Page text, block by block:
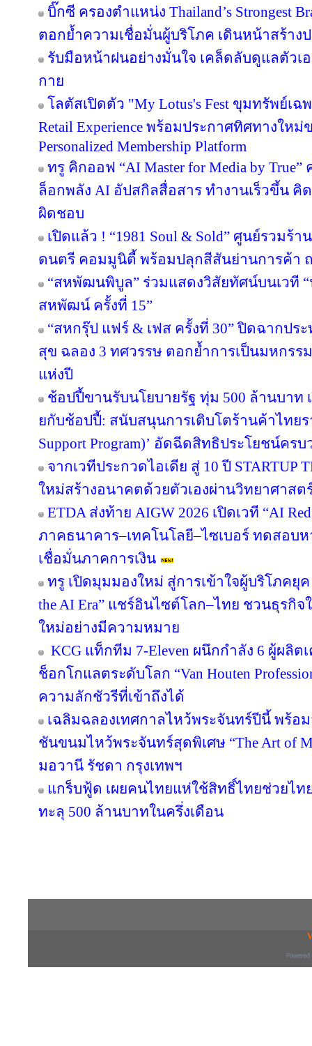
บิ๊กซี ครองตำแหน่ง Thailand’s Strongest
ตอกย้ำความเชื่อมั่นผู้บริโภค เดินหน้าสร้า
รับมือหน้าฝนอย่างมั่นใจ เคล็ดลับดูแลตัวเ
กาย
โลตัสเปิดตัว "My Lotus's Fest ขุมทรัพย์เ
Retail Experience พร้อมประกาศทิศทางใหม่
Personalized Membership Platform
ทรู คิกออฟ “AI Master for Media by
ล็อกพลัง AI อัปสกิลสื่อสาร ทำงานเร็วขึ้น คิ
ผิดชอบ
เปิดแล้ว ! “1981 Soul & Sold” ศูนย์รวม
ดนตรี คอมมูนิตี้ พร้อมปลุกสีสันย่านการค้า
“สหพัฒนพิบูล” ร่วมแสดงวิสัยทัศน์บนเวที
สหพัฒน์ ครั้งที่ 15”
“สหกรุ๊ป แฟร์ & เฟส ครั้งที่ 30” ปิดฉากป
สุข ฉลอง 3 ทศวรรษ ตอกย้ำการเป็นมหกร
แห่งปี
ช้อปปี้ขานรับนโยบายรัฐ ทุ่ม 500 ล้านบาท
ยกับช้อปปี้: สนับสนุนการเติบโตร้านค้าไทยร
Support Program)’ อัดฉีดสิทธิประโยชน์ครบ
จากเวทีประกวดไอเดีย สู่ 10 ปี STARTUP
ใหม่สร้างอนาคตด้วยตัวเองผ่านวิทยาศาสต
ETDA ส่งท้าย AIGW 2026 เปิดเวที “AI
ภาคธนาคาร–เทคโนโลยี–ไซเบอร์ ทดสอบห
เชื่อมั่นภาคการเงิน
ทรู เปิดมุมมองใหม่ สู่การเข้าใจผู้บริโภคยุค
the AI Era” แชร์อินไซต์โลก–ไทย ชวนธุรกิจ
ใหม่อย่างมีความหมาย
KCG แท็กทีม 7-Eleven ผนึกกำลัง 6 ผู้ผลิ
ช็อกโกแลตระดับโลก “Van Houten
ความลักชัวรีที่เข้าถึงได้
เฉลิมฉลองเทศกาลไหว้พระจันทร์ปีนี้ พร้อ
ชันขนมไหว้พระจันทร์สุดพิเศษ “The Art of
มอวานี รัชดา กรุงเทพฯ
แกร็บฟู้ด เผยคนไทยแห่ใช้สิทธิ์ไทยช่วยไท
ทะลุ 500 ล้านบาทในครึ่งเดือน